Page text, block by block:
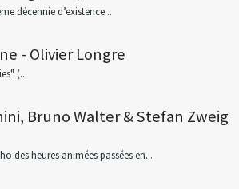
décennie d’existence...
- Olivier Longre
(...
Bruno Walter & Stefan Zweig
des heures animées passées en...